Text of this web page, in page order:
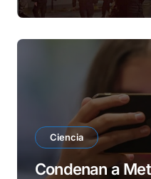
argentino
Ciencia
Condenan a